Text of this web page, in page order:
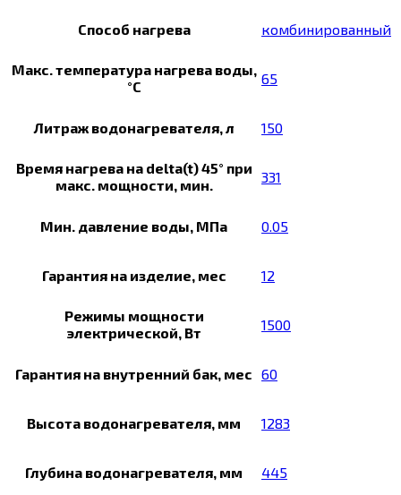
Способ нагрева комбинированный
Макс. температура нагрева воды,
°С
65
Литраж водонагревателя, л 150
Время нагрева на delta(t) 45° при
макс. мощности, мин.
331
Мин. давление воды, МПа 0.05
Гарантия на изделие, мес 12
Режимы мощности
электрической, Вт
1500
Гарантия на внутренний бак, мес 60
Высота водонагревателя, мм 1283
Глубина водонагревателя, мм 445